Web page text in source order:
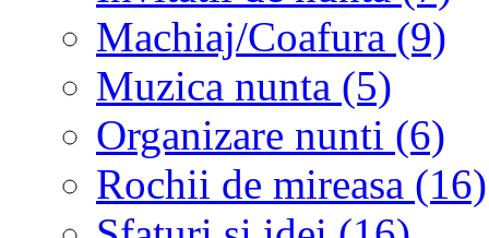
Machiaj/Coafura (9)
Muzica nunta (5)
Organizare nunti (6)
Rochii de mireasa (16)